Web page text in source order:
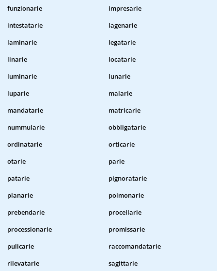
funzionarie
impresarie
intestatarie
lagenarie
laminarie
legatarie
linarie
locatarie
luminarie
lunarie
luparie
malarie
mandatarie
matricarie
nummularie
obbligatarie
ordinatarie
orticarie
otarie
parie
patarie
pignoratarie
planarie
polmonarie
prebendarie
procellarie
processionarie
promissarie
pulicarie
raccomandatarie
rilevatarie
sagittarie